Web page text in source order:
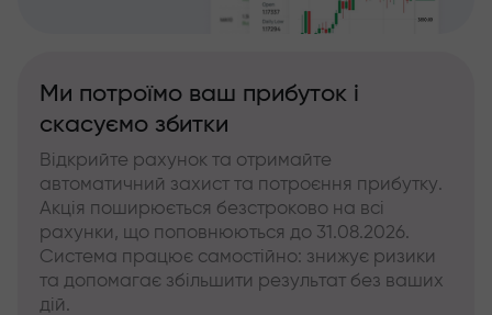
Ми потроїмо ваш прибуток і
скасуємо збитки
Відкрийте рахунок та отримайте
автоматичний захист та потроєння прибутку.
Акція поширюється безстроково на всі
рахунки, що поповнюються до 31.08.2026.
Система працює самостійно: знижує ризики
та допомагає збільшити результат без ваших
дій.